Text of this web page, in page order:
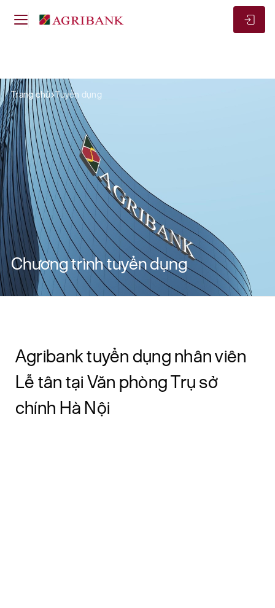
Trang chủ Tuyển dụng
Chương trình tuyển dụng
Agribank tuyển dụng nhân viên
Lễ tân tại Văn phòng Trụ sở
chính Hà Nội